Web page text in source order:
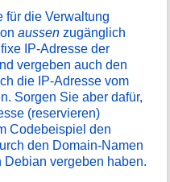
für die Verwaltung
aussen zugänglich
IP-Adresse der
vergeben auch den
die IP-Adresse vom
Sorgen Sie aber dafür,
(reservieren)
Codebeispiel den
den Domain-Namen
vergeben haben.